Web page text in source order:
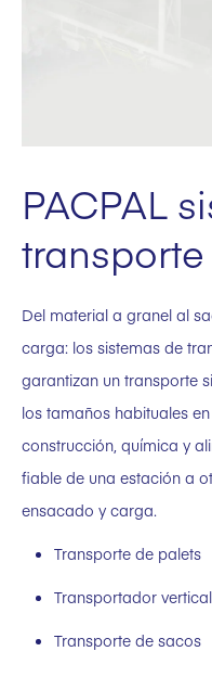
PACPAL
transporte
Del material a granel al
carga: los sistemas de
garantizan un transporte
los tamaños habituales
construcción, química y
fiable de una estación a
ensacado y carga.
Transporte de palets
Transportador
Transporte de sacos